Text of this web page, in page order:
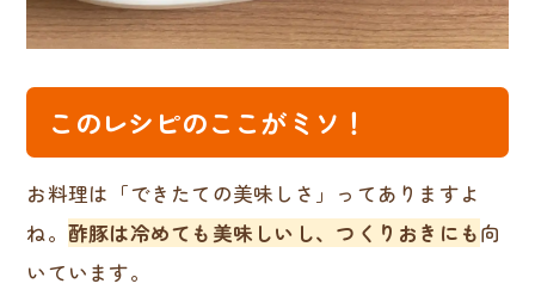
このレシピのここがミソ！
お料理は「できたての美味しさ」ってありますよ
ね。 酢豚は冷めても美味しいし、つくりおきにも向
いています。